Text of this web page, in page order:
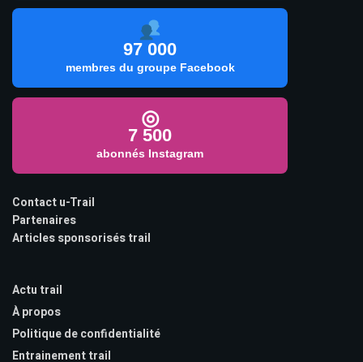
97 000
membres du groupe Facebook
◎
7 500
abonnés Instagram
Contact u-Trail
Partenaires
Articles sponsorisés trail
Actu trail
À propos
Politique de confidentialité
Entrainement trail